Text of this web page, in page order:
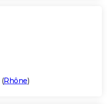
(Rhône)